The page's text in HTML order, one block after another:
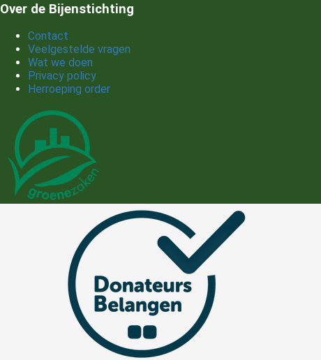
Over de Bijenstichting
Contact
Veelgestelde vragen
Wat we doen
Privacy policy
Herroeping order